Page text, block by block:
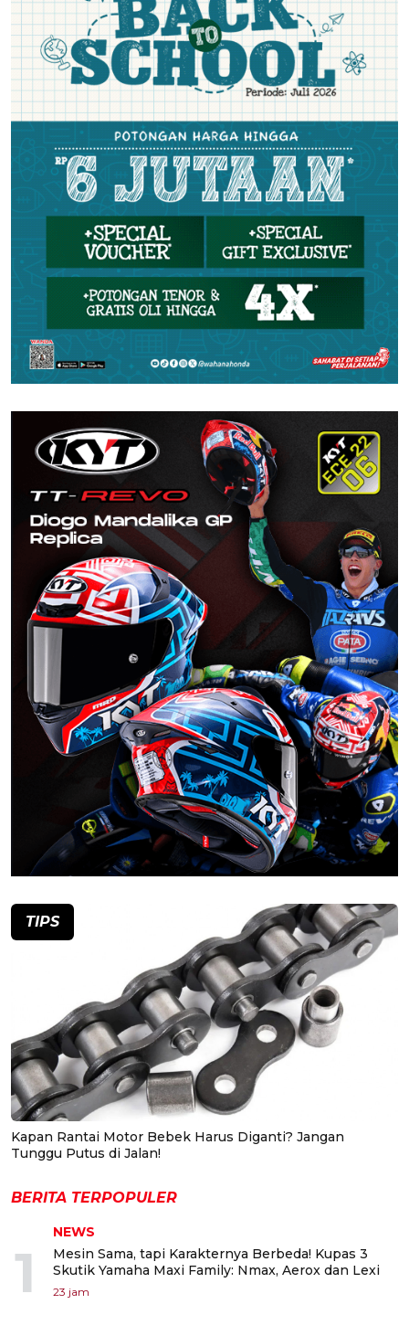
TIPS
Kapan Rantai Motor Bebek Harus Diganti? Jangan
Tunggu Putus di Jalan!
BERITA TERPOPULER
1
NEWS
Mesin Sama, tapi Karakternya Berbeda! Kupas 3
Skutik Yamaha Maxi Family: Nmax, Aerox dan Lexi
23 jam